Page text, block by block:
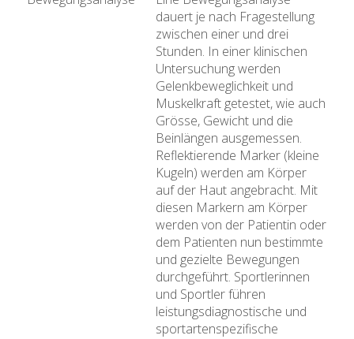
dauert je nach Fragestellung
zwischen einer und drei
Stunden. In einer klinischen
Untersuchung werden
Gelenkbeweglichkeit und
Muskelkraft getestet, wie auch
Grösse, Gewicht und die
Beinlängen ausgemessen.
Reflektierende Marker (kleine
Kugeln) werden am Körper
auf der Haut angebracht. Mit
diesen Markern am Körper
werden von der Patientin oder
dem Patienten nun bestimmte
und gezielte Bewegungen
durchgeführt. Sportlerinnen
und Sportler führen
leistungsdiagnostische und
sportartenspezifische